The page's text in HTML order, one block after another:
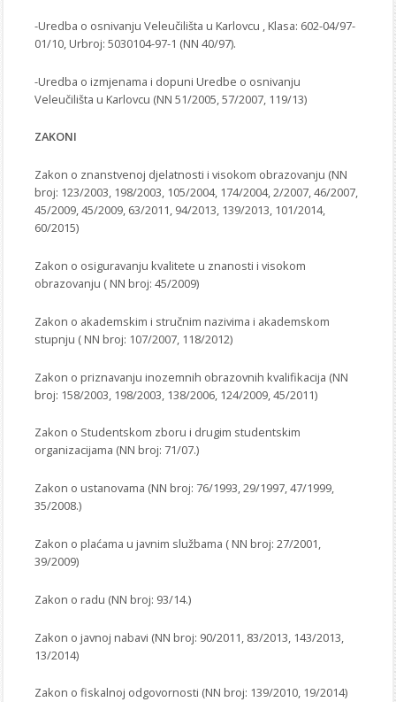
-Uredba o osnivanju Veleučilišta u Karlovcu , Klasa: 602-04/97-
01/10, Urbroj: 5030104-97-1 (NN 40/97).
-Uredba o izmjenama i dopuni Uredbe o osnivanju
Veleučilišta u Karlovcu (NN 51/2005, 57/2007, 119/13)
ZAKONI
Zakon o znanstvenoj djelatnosti i visokom obrazovanju (NN
broj: 123/2003, 198/2003, 105/2004, 174/2004, 2/2007, 46/2007,
45/2009, 45/2009, 63/2011, 94/2013, 139/2013, 101/2014,
60/2015)
Zakon o osiguravanju kvalitete u znanosti i visokom
obrazovanju ( NN broj: 45/2009)
Zakon o akademskim i stručnim nazivima i akademskom
stupnju ( NN broj: 107/2007, 118/2012)
Zakon o priznavanju inozemnih obrazovnih kvalifikacija (NN
broj: 158/2003, 198/2003, 138/2006, 124/2009, 45/2011)
Zakon o Studentskom zboru i drugim studentskim
organizacijama (NN broj: 71/07.)
Zakon o ustanovama (NN broj: 76/1993, 29/1997, 47/1999,
35/2008.)
Zakon o plaćama u javnim službama ( NN broj: 27/2001,
39/2009)
Zakon o radu (NN broj: 93/14.)
Zakon o javnoj nabavi (NN broj: 90/2011, 83/2013, 143/2013,
13/2014)
Zakon o fiskalnoj odgovornosti (NN broj: 139/2010, 19/2014)